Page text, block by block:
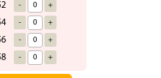
- +
- +
- +
- +